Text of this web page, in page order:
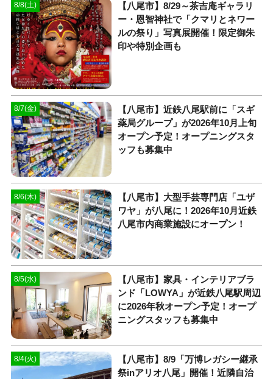
8/8(土)
【八尾市】8/29～茶吉庵ギャラリ
ー・恩智神社で「クマリとネワー
ルの祭り」写真展開催！限定御朱
印や特別企画も
8/7(金)
【八尾市】近鉄八尾駅前に「スギ
薬局グループ」が2026年10月上旬
オープン予定！オープニングスタ
ッフも募集中
8/6(木)
【八尾市】大型手芸専門店「ユザ
ワヤ」が八尾に！2026年10月近鉄
八尾市内商業施設にオープン！
8/5(水)
【八尾市】家具・インテリアブラ
ンド「LOWYA」が近鉄八尾駅周辺
に2026年秋オープン予定！オープ
ニングスタッフも募集中
8/4(火)
【八尾市】8/9「万博レガシー継承
祭inアリオ八尾」開催！近隣自治